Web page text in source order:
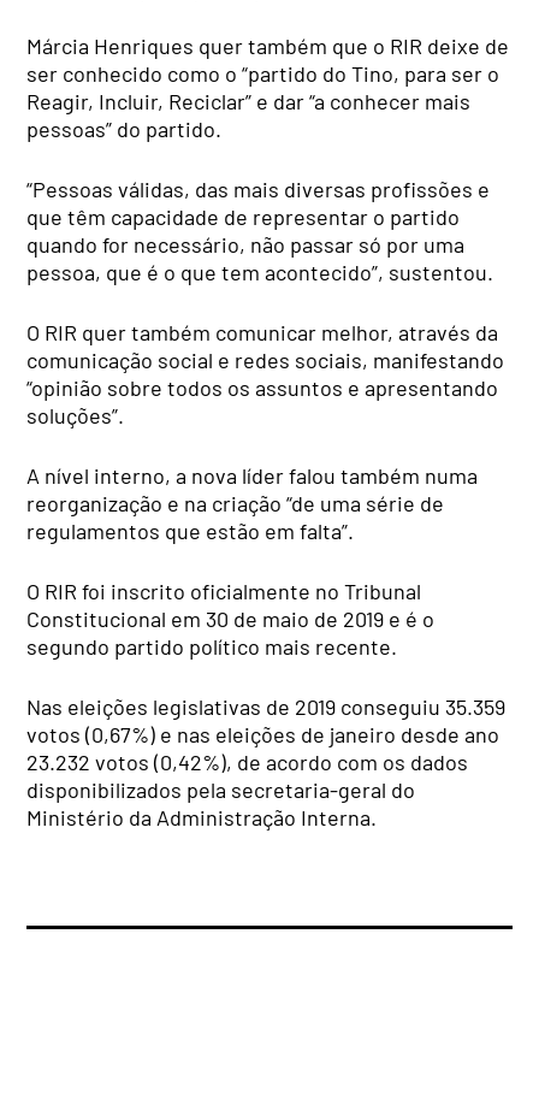
Márcia Henriques quer também que o RIR deixe de
ser conhecido como o “partido do Tino, para ser o
Reagir, Incluir, Reciclar” e dar “a conhecer mais
pessoas” do partido.
“Pessoas válidas, das mais diversas profissões e
que têm capacidade de representar o partido
quando for necessário, não passar só por uma
pessoa, que é o que tem acontecido”, sustentou.
O RIR quer também comunicar melhor, através da
comunicação social e redes sociais, manifestando
“opinião sobre todos os assuntos e apresentando
soluções”.
A nível interno, a nova líder falou também numa
reorganização e na criação “de uma série de
regulamentos que estão em falta”.
O RIR foi inscrito oficialmente no Tribunal
Constitucional em 30 de maio de 2019 e é o
segundo partido político mais recente.
Nas eleições legislativas de 2019 conseguiu 35.359
votos (0,67%) e nas eleições de janeiro desde ano
23.232 votos (0,42%), de acordo com os dados
disponibilizados pela secretaria-geral do
Ministério da Administração Interna.